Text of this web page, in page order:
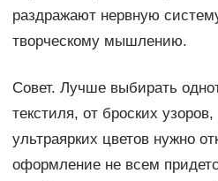
раздражают нервную
творческому мышлению.
Совет. Лучше выбирать
текстиля, от броских
ультраярких цветов нужно
оформление не всем